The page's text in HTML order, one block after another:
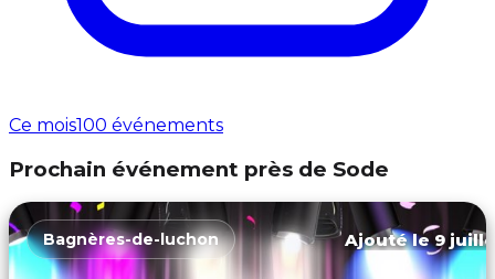
Ce mois100 événements
Prochain événement près de Sode
Bagnères-de-luchon Ajouté le 9